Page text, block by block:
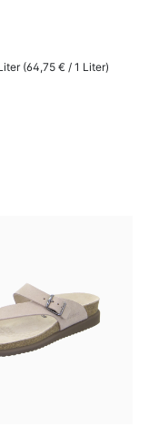
(64,75 € / 1 Liter)